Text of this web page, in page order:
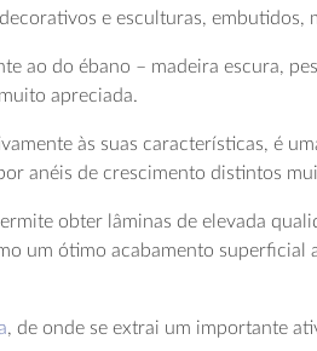
e esculturas, embutidos,
ao do ébano – madeira escura,
apreciada.
às suas características, é
anéis de crescimento distintos
obter lâminas de elevada
um ótimo acabamento superficial
, de onde se extrai um importante